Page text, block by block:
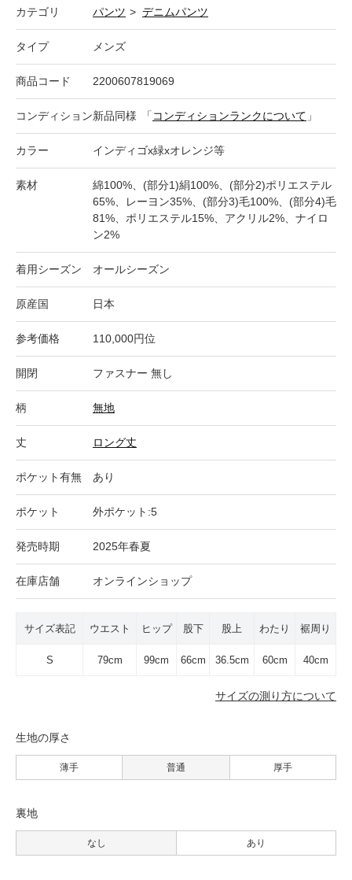
カテゴリ パンツ > デニムパンツ
タイプ メンズ
商品コード 2200607819069
コンディション新品同様 「 コンディションランクについて 」
カラー インディゴx緑xオレンジ等
素材
綿100%、(部分1)絹100%、(部分2)ポリエステル
65%、レーヨン35%、(部分3)毛100%、(部分4)毛
81%、ポリエステル15%、アクリル2%、ナイロ
ン2%
着用シーズン オールシーズン
原産国 日本
参考価格 110,000円位
開閉 ファスナー 無し
柄 無地
丈 ロング丈
ポケット有無 あり
ポケット 外ポケット:5
発売時期 2025年春夏
在庫店舗 オンラインショップ
サイズ表記 ウエスト ヒップ 股下 股上 わたり 裾周り
S 79cm 99cm 66cm 36.5cm 60cm 40cm
サイズの測り方について
生地の厚さ
薄手 普通 厚手
裏地
なし あり